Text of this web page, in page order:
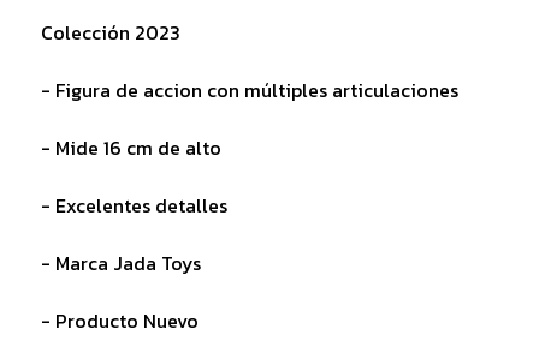
Colección 2023
- Figura de accion con múltiples articulaciones
- Mide 16 cm de alto
- Excelentes detalles
- Marca Jada Toys
- Producto Nuevo